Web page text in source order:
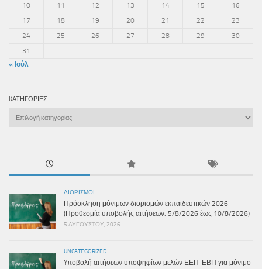
10
11 12 13 14 15
16
17
18 19 20 21 22
23
24
25 26 27 28 29
30
31
« Ιούλ
KΑΤΗΓΟΡΊΕΣ
Kατηγορίες
ΔΙΟΡΙΣΜΟΊ
Πρόσκληση μόνιμων διορισμών εκπαιδευτικών 2026
(Προθεσμία υποβολής αιτήσεων: 5/8/2026 έως 10/8/2026)
5 ΑΥΓΟΎΣΤΟΥ, 2026
UNCATEGORIZED
Yποβολή αιτήσεων υποψηφίων μελών ΕΕΠ-ΕΒΠ για μόνιμο